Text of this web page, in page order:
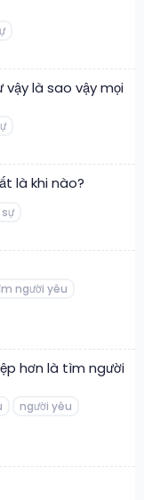
vậy là sao vậy mọi
là khi nào?
người yêu
hơn là tìm người
người yêu